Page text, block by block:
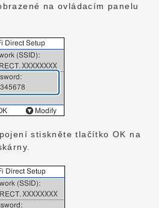
na ovládacím panelu
stiskněte tlačítko OK na